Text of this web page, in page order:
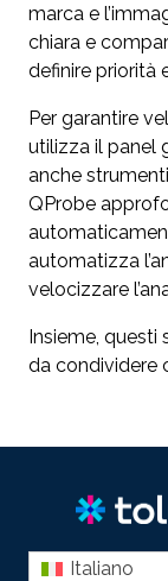
marca e
chiara e
definire priorità
Per garantire
utilizza il panel
anche
QProbe
automatizza
velocizzare
Insieme, questi
da condividere
Italiano